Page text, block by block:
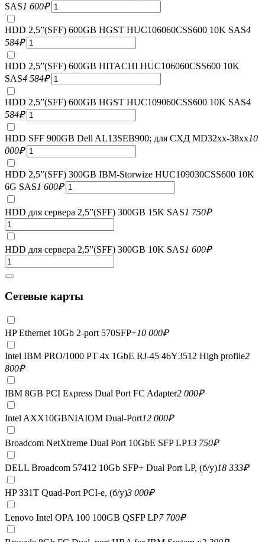
SAS1 600₽
HDD 2,5”(SFF) 600GB HGST HUC106060CSS600 10K SAS4
584₽
HDD 2,5”(SFF) 600GB HITACHI HUC106060CSS600 10K
SAS4 584₽
HDD 2,5”(SFF) 600GB HGST HUC109060CSS600 10K SAS4
584₽
HDD SFF 900GB Dell AL13SEB900; для СХД MD32xx-38xx10
000₽
HDD 2,5”(SFF) 300GB IBM-Storwize HUC109030CSS600 10K
6G SAS1 600₽
HDD для сервера 2,5”(SFF) 300GB 15K SAS1 750₽
HDD для сервера 2,5”(SFF) 300GB 10K SAS1 600₽
Сетевые карты
HP Ethernet 10Gb 2-port 570SFP+10 000₽
Intel IBM PRO/1000 PT 4x 1GbE RJ-45 46Y3512 High profile2
800₽
IBM 8GB PCI Express Dual Port FC Adapter2 000₽
Intel AXX10GBNIAIOM Dual-Port12 000₽
Broadcom NetXtreme Dual Port 10GbE SFP LP13 750₽
DELL Broadcom 57412 10Gb SFP+ Dual Port LP, (б/у)18 333₽
HP 331T Quad-Port PCI-e, (б/у)3 000₽
Lenovo Intel OPA 100 100GB QSFP LP7 700₽